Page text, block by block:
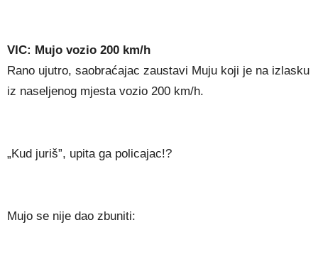
VIC: Mujo vozio 200 km/h
Rano ujutro, saobraćajac zaustavi Muju koji je na izlasku
iz naseljenog mjesta vozio 200 km/h.
„Kud juriš”, upita ga policajac!?
Mujo se nije dao zbuniti: